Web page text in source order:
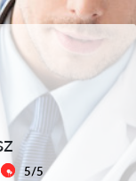
5/5